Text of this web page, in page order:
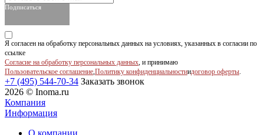
Подписаться
Я согласен на обработку персональных данных на условиях, указанных в согласии по
ссылке
Согласие на обработку персональных данных, и принимаю
Пользовательское соглашение,Политику конфиденциальностиидоговор оферты.
+7 (495) 544-70-34 Заказать звонок
2026 © Inoma.ru
Компания
Информация